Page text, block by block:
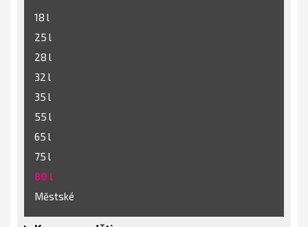
18 l
25 l
28 l
32 l
35 l
55 l
65 l
75 l
80 l
Městské